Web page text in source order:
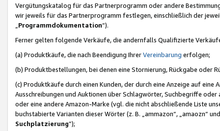
Vergütungskatalog für das Partnerprogramm oder andere
wir jeweils für das Partnerprogramm festlegen, einschließlich der
Programmdokumentation“).
Ferner gelten folgende Verkäufe, die andernfalls Qualifizierte
(a) Produktkäufe, die nach Beendigung IhrerVereinbarung erfolgen;
(b) Produktbestellungen, bei denen eine Stornierung, Rückgabe oder
(c) Produktkäufe durch einen Kunden, der durch eine Anzeige auf
Ausschreibungen und Auktionen über Schlagwörter, Suchbegriffe
oder eine andere Amazon-Marke (vgl. die nicht abschließende Liste
buchstabierte Varianten dieser Wörter (z. B. „ammazon“, „amaozn“
Suchplatzierung”);